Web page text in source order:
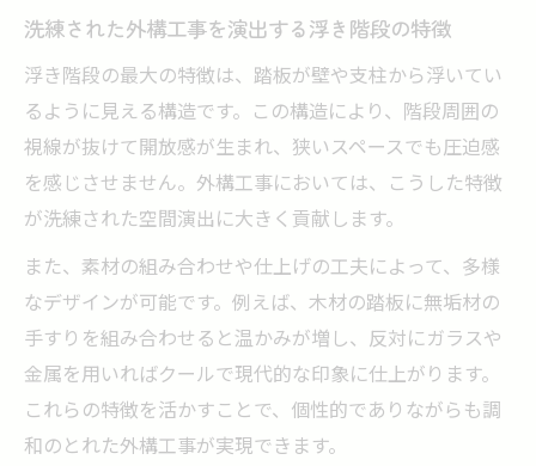
洗練された外構工事を演出する浮き階段の特徴
浮き階段の最大の特徴は、踏板が壁や支柱から浮いてい
るように見える構造です。この構造により、階段周囲の
視線が抜けて開放感が生まれ、狭いスペースでも圧迫感
を感じさせません。外構工事においては、こうした特徴
が洗練された空間演出に大きく貢献します。
また、素材の組み合わせや仕上げの工夫によって、多様
なデザインが可能です。例えば、木材の踏板に無垢材の
手すりを組み合わせると温かみが増し、反対にガラスや
金属を用いればクールで現代的な印象に仕上がります。
これらの特徴を活かすことで、個性的でありながらも調
和のとれた外構工事が実現できます。